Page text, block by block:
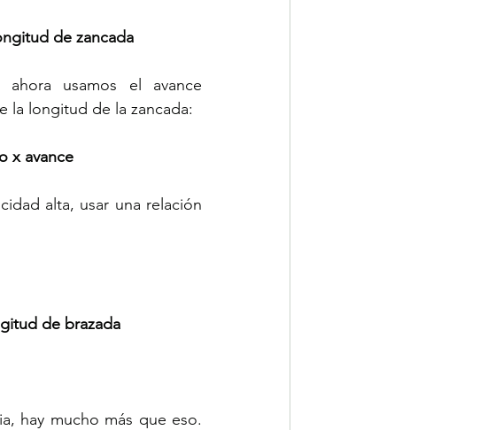
de zancada
usamos el avance
la longitud de la zancada:
x avance
alta, usar una relación
de brazada
hay mucho más que eso.